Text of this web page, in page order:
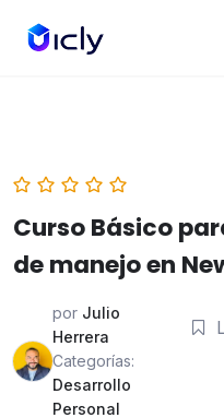
Curso Básico
de manejo en
por Julio
Herrera
Categorías:
Desarrollo
Personal